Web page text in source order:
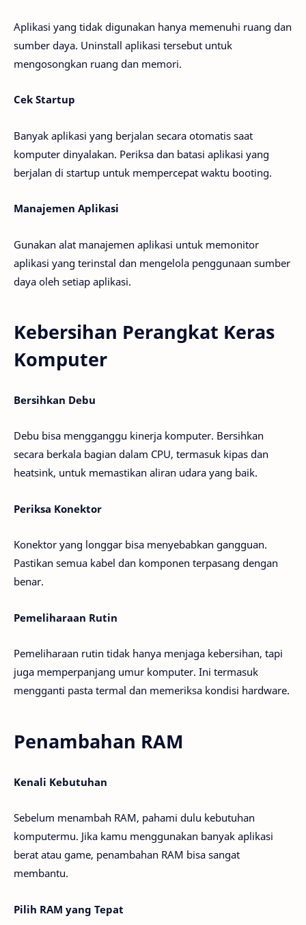
Aplikasi yang tidak digunakan hanya memenuhi ruang dan
sumber daya. Uninstall aplikasi tersebut untuk
mengosongkan ruang dan memori.
Cek Startup
Banyak aplikasi yang berjalan secara otomatis saat
komputer dinyalakan. Periksa dan batasi aplikasi yang
berjalan di startup untuk mempercepat waktu booting.
Manajemen Aplikasi
Gunakan alat manajemen aplikasi untuk memonitor
aplikasi yang terinstal dan mengelola penggunaan sumber
daya oleh setiap aplikasi.
Kebersihan Perangkat Keras
Komputer
Bersihkan Debu
Debu bisa mengganggu kinerja komputer. Bersihkan
secara berkala bagian dalam CPU, termasuk kipas dan
heatsink, untuk memastikan aliran udara yang baik.
Periksa Konektor
Konektor yang longgar bisa menyebabkan gangguan.
Pastikan semua kabel dan komponen terpasang dengan
benar.
Pemeliharaan Rutin
Pemeliharaan rutin tidak hanya menjaga kebersihan, tapi
juga memperpanjang umur komputer. Ini termasuk
mengganti pasta termal dan memeriksa kondisi hardware.
Penambahan RAM
Kenali Kebutuhan
Sebelum menambah RAM, pahami dulu kebutuhan
komputermu. Jika kamu menggunakan banyak aplikasi
berat atau game, penambahan RAM bisa sangat
membantu.
Pilih RAM yang Tepat